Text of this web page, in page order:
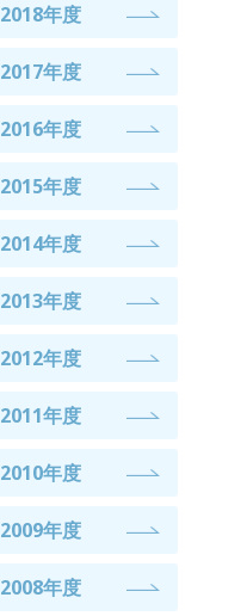
2018年度
2017年度
2016年度
2015年度
2014年度
2013年度
2012年度
2011年度
2010年度
2009年度
2008年度